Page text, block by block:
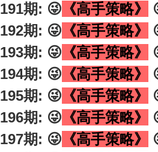
191期: 😜 《高手策略》
192期: 😜 《高手策略》
193期: 😜 《高手策略》
194期: 😜 《高手策略》
195期: 😜 《高手策略》
196期: 😜 《高手策略》
197期: 😜 《高手策略》